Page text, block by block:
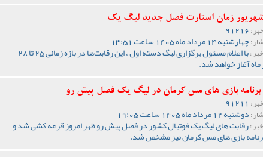
شهریور زمان استارت فصل جدید لیگ یک
:
:چهارشنبه 14 مرداد ماه 1405 ساعت 13:51
: با اعلام مسئول برگزاری لیگ دسته اول ، این رقابت‌ها در بازه زمانی 25 تا 28
آغاز خواهد شد.
برنامه بازی های مس کرمان در لیگ یک فصل پیش رو
:
:دوشنبه 12 مرداد ماه 1405 ساعت 19:05
:رقابت های لیگ یک فوتبال کشور در فصل پیش رو ظهر امروز قرعه کشی شد و
بازی های مس کرمان نیز مشخص شد.